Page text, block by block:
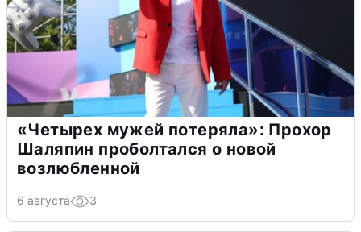
«Четырех мужей потеряла»: Прохор
Шаляпин проболтался о новой
возлюбленной
6 августа 3